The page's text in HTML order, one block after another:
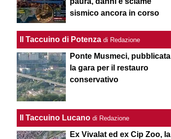
sismico ancora in corso
Il Taccuino di Potenza di Redazione
Ponte Musmeci, pubblicata
la gara per il restauro
conservativo
Il Taccuino Lucano di Redazione
Ex Vivalat ed ex Cip Zoo, la